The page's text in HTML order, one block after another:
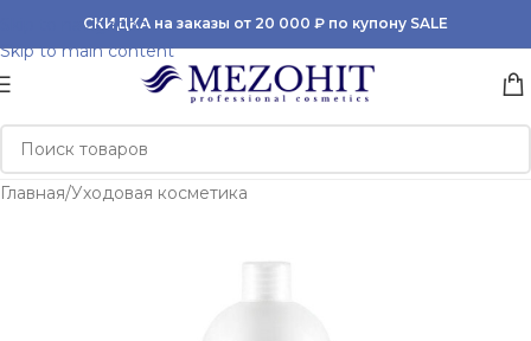
Skip to navigation
Skip to main content
СКИДКА на заказы от 20 000 ₽ по купону SALE
Главная/Уходовая косметика